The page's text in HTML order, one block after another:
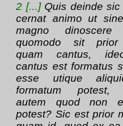
2 [...]Quis deinde sic
cernat animo ut
magno dinoscere
quomodo sit prior
quam cantus,
cantus est formatus
esse utique
formatum potest,
autem quod non
potest? Sic est prior